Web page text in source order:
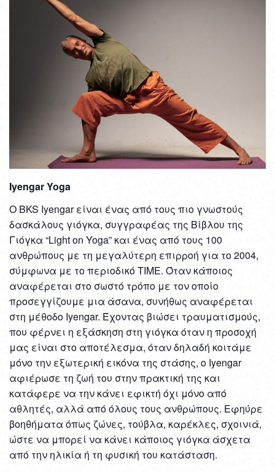
Iyengar Yoga
Ο BKS Iyengar είναι ένας από τους πιο γνωστούς
δασκάλους γιόγκα, συγγραφέας της Βίβλου της
Γιόγκα “Light on Yoga” και ένας από τους 100
ανθρώπους με τη μεγαλύτερη επιρροή για το 2004,
σύμφωνα με το περιοδικό TIME. Όταν κάποιος
αναφέρεται στο σωστό τρόπο με τον οποίο
προσεγγίζουμε μια άσανα, συνήθως αναφέρεται
στη μέθοδο Iyengar. Έχοντας βιώσει τραυματισμούς,
που φέρνει η εξάσκηση στη γιόγκα όταν η προσοχή
μας είναι στο αποτέλεσμα, όταν δηλαδή κοιτάμε
μόνο την εξωτερική εικόνα της στάσης, ο Iyengar
αφιέρωσε τη ζωή του στην πρακτική της και
κατάφερε να την κάνει εφικτή όχι μόνο από
αθλητές, αλλά από όλους τους ανθρώπους. Εφηύρε
βοηθήματα όπως ζώνες, τούβλα, καρέκλες, σχοινιά,
ώστε να μπορεί να κάνει κάποιος γιόγκα άσχετα
από την ηλικία ή τη φυσική του κατάσταση.